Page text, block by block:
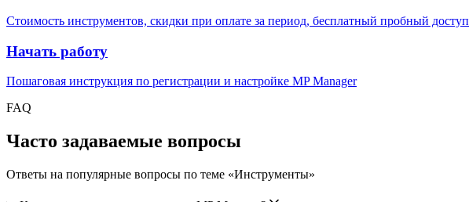
Стоимость инструментов, скидки при оплате за период, бесплатный пробный доступ
Начать работу
Пошаговая инструкция по регистрации и настройке MP Manager
FAQ
Часто задаваемые вопросы
Ответы на популярные вопросы по теме «Инструменты»